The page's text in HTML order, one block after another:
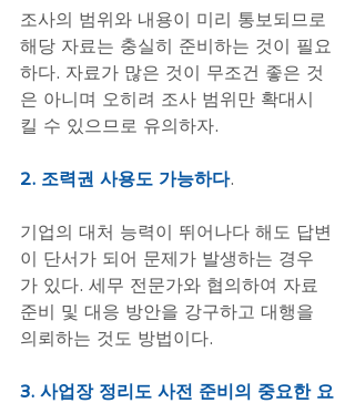
조사의 범위와 내용이 미리 통보되므로
해당 자료는 충실히 준비하는 것이 필요
하다. 자료가 많은 것이 무조건 좋은 것
은 아니며 오히려 조사 범위만 확대시
킬 수 있으므로 유의하자.
2. 조력권 사용도 가능하다.
기업의 대처 능력이 뛰어나다 해도 답변
이 단서가 되어 문제가 발생하는 경우
가 있다. 세무 전문가와 협의하여 자료
준비 및 대응 방안을 강구하고 대행을
의뢰하는 것도 방법이다.
3. 사업장 정리도 사전 준비의 중요한 요